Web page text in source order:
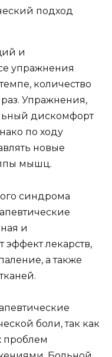
подход
и
упражнения
количество
Упражнения,
дискомфорт
по ходу
новые
мышц.
синдрома
и
эффект лекарств,
а также
боли, так как
проблем